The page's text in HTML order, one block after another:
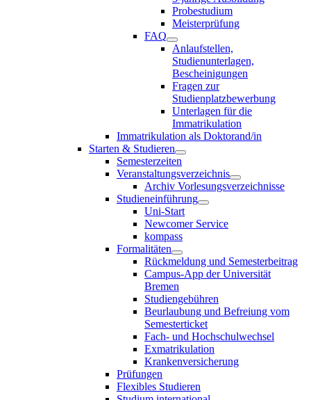
Probestudium
Meisterprüfung
FAQ
Anlaufstellen,
Studienunterlagen,
Bescheinigungen
Fragen zur
Studienplatzbewerbung
Unterlagen für die
Immatrikulation
Immatrikulation als Doktorand/in
Starten & Studieren
Semesterzeiten
Veranstaltungsverzeichnis
Archiv Vorlesungsverzeichnisse
Studieneinführung
Uni-Start
Newcomer Service
kompass
Formalitäten
Rückmeldung und Semesterbeitrag
Campus-App der Universität
Bremen
Studiengebühren
Beurlaubung und Befreiung vom
Semesterticket
Fach- und Hochschulwechsel
Exmatrikulation
Krankenversicherung
Prüfungen
Flexibles Studieren